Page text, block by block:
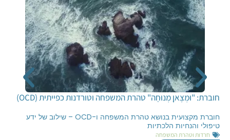
חוברת: "וּמְצֶאןָ מְנוּחָה" טהרת המשפחה וטורדנות כפייתית (OCD)
חוברת מקצועית בנושא טהרת המשפחה ו-OCD – שילוב של ידע
טיפולי והנחיות הלכתיות
חרדות וטהרת המשפחה